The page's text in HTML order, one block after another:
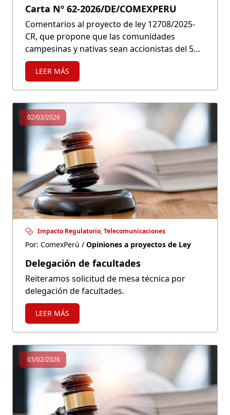
Carta Nº 62-2026/DE/COMEXPERU
Comentarios al proyecto de ley 12708/2025-
CR, que propone que las comunidades
campesinas y nativas sean accionistas del 5%
de las empresas mineras titulares de
concesiones mineras.
LEER MÁS
02/03/2026
Impacto Regulatorio, Telecomunicaciones
Por: ComexPerú / Opiniones a proyectos de Ley
Delegación de facultades
Reiteramos solicitud de mesa técnica por
delegación de facultades.
LEER MÁS
03/02/2026